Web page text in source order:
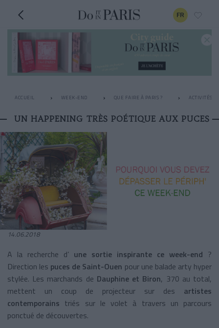
FR
ACCUEIL WEEK-END QUE FAIRE À PARIS ? ACTIVITÉS
UN HAPPENING TRÈS POÉTIQUE AUX PUCES
14.06.2018
A la recherche d’ une sortie inspirante ce week-end ?
Direction les puces de Saint-Ouen pour une balade arty hyper
stylée. Les marchands de Dauphine et Biron, 370 au total,
mettent un coup de projecteur sur des artistes
contemporains triés sur le volet à travers un parcours
ponctué de découvertes.